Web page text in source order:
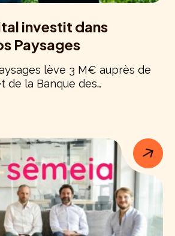
investit dans
Paysages
lève 3 M€ auprès de
de la Banque des…